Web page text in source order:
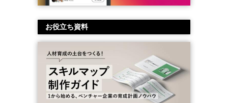
お役立ち資料